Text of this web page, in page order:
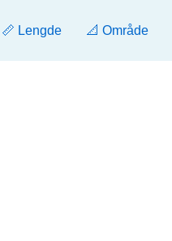
📏 Lengde 📐 Område